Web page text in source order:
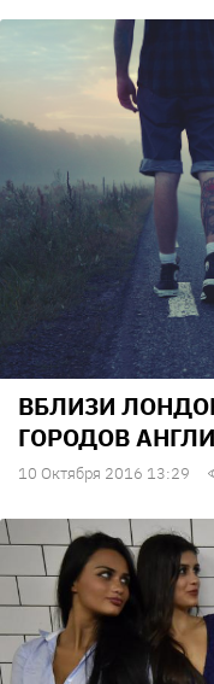
ВБЛИЗИ
ГОРОДОВ
10 Октября 2016 13:29